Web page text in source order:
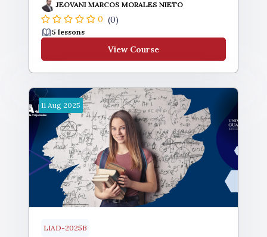
JEOVANI MARCOS MORALES NIETO
0 (0)
5 lessons
View Course
11 Aug 2025
LIAD-2025B